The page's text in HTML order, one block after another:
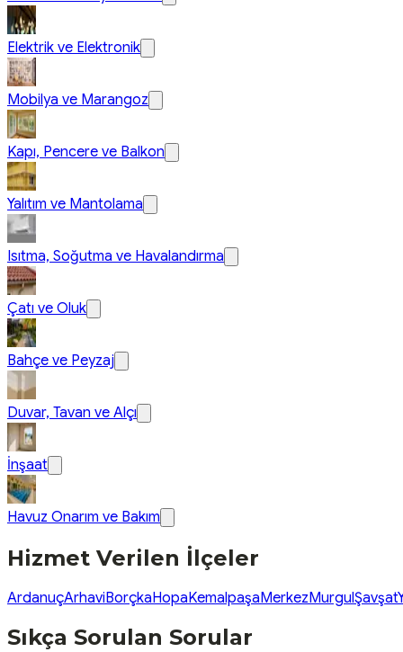
Elektrik ve Elektronik
Mobilya ve Marangoz
Kapı, Pencere ve Balkon
Yalıtım ve Mantolama
Isıtma, Soğutma ve Havalandırma
Çatı ve Oluk
Bahçe ve Peyzaj
Duvar, Tavan ve Alçı
İnşaat
Havuz Onarım ve Bakım
Hizmet Verilen İlçeler
ArdanuçArhaviBorçkaHopaKemalpaşaMerkezMurgulŞavşat
Sıkça Sorulan Sorular